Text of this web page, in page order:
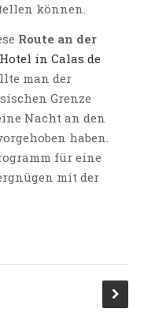
können.
Route an der
Hotel in Calas de
man der
Grenze
Nacht an den
haben.
für eine
mit der